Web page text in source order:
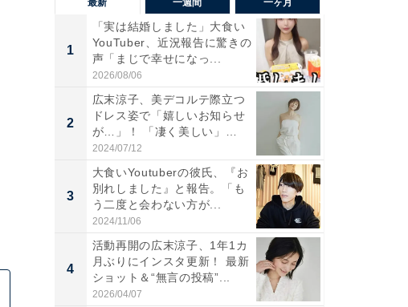
1
「実は結婚しました」大食い
YouTuber、近況報告に驚きの
声「まじで幸せになっ...
2026/08/06
2
広末涼子、美デコルテ際立つ
ドレス姿で「嬉しいお知らせ
が…」！ 「凄く美しい」
「透...
2024/07/12
3
大食いYoutuberの彼氏、『お
別れしました』と報告。「も
う二度と会わない方が...
2024/11/06
4
活動再開の広末涼子、1年1カ
月ぶりにインスタ更新！ 最新
ショット＆“無言の投稿”...
2026/04/07